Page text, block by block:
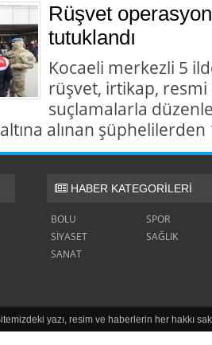
Rüşvet
tutuklandı
Kocaeli merkezli 5
rüşvet, irtikap,
suçlamalarla
alınan
HABER KATEGORİLERİ
BOLU
SPOR
SİYASET
SAĞLIK
SANAT
yazı, resim ve haberlerin her hakkı